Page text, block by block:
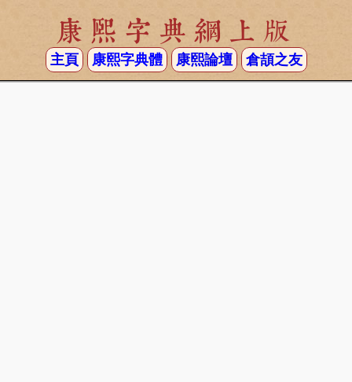
康熙字典網上版
主頁 康熙字典體 康熙論壇 倉頡之友